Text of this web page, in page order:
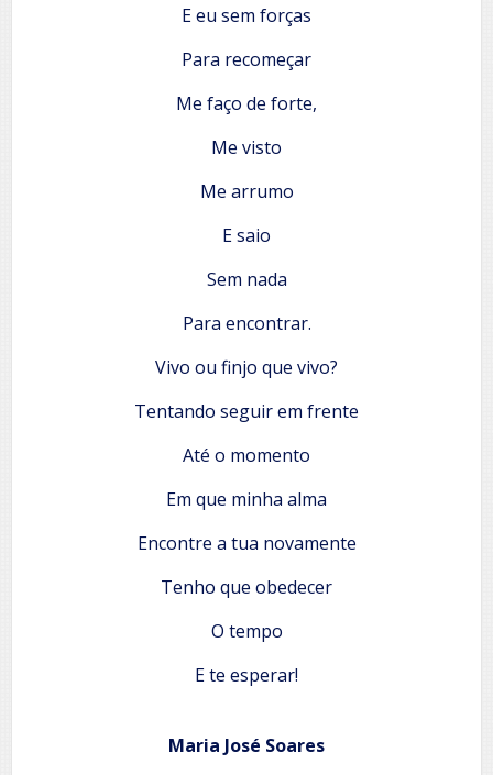
E eu sem forças
Para recomeçar
Me faço de forte,
Me visto
Me arrumo
E saio
Sem nada
Para encontrar.
Vivo ou finjo que vivo?
Tentando seguir em frente
Até o momento
Em que minha alma
Encontre a tua novamente
Tenho que obedecer
O tempo
E te esperar!
Maria José Soares